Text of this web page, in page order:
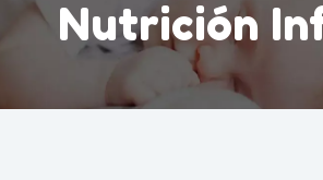
Nutrición